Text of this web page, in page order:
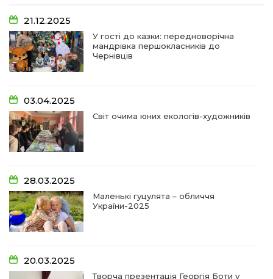
01 лип
09:31
28 чер
Творчі підсумки юних художників
09:28
28 чер
09:20
28 чер
Проза Людмили Охріменко: про те, що і гріє, і
болить…
14:44
19 чер
Рік невідомості та болю:
14:33
19 чер
На освітньому горизонті
09:09 Від дитячих випробувань до фронту
21.12.2025
У гості до казки: передноворічна
мандрівка першокласників до
Чернівців
03.04.2025
Світ очима юних екологів-художників
28.03.2025
Маленькі гуцулята – обличчя
України-2025
20.03.2025
Творча презентація Георгія Боти у